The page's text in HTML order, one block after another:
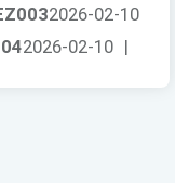
2026-02-10
2026-02-10 |